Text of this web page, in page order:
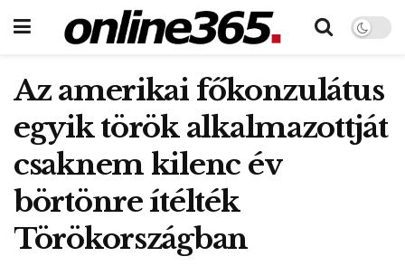
Az amerikai főkonzulátus
egyik török alkalmazottját
csaknem kilenc év
börtönre ítélték
Törökországban